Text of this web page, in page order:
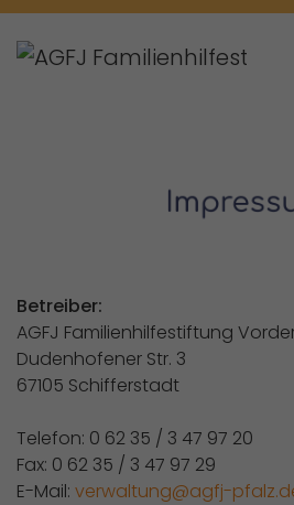
Betreiber:
AGFJ Familienhilfestiftung
Dudenhofener Str. 3
67105 Schifferstadt
Telefon: 0 62 35 / 3 47 97 20
Fax: 0 62 35 / 3 47 97 29
E-Mail: verwaltung@agfj-